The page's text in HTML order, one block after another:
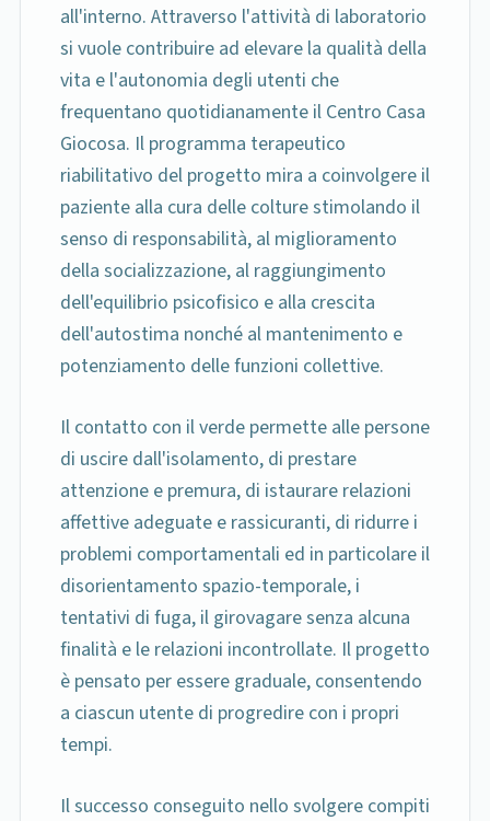
all'interno. Attraverso l'attività di laboratorio
si vuole contribuire ad elevare la qualità della
vita e l'autonomia degli utenti che
frequentano quotidianamente il Centro Casa
Giocosa. Il programma terapeutico
riabilitativo del progetto mira a coinvolgere il
paziente alla cura delle colture stimolando il
senso di responsabilità, al miglioramento
della socializzazione, al raggiungimento
dell'equilibrio psicofisico e alla crescita
dell'autostima nonché al mantenimento e
potenziamento delle funzioni collettive.
Il contatto con il verde permette alle persone
di uscire dall'isolamento, di prestare
attenzione e premura, di istaurare relazioni
affettive adeguate e rassicuranti, di ridurre i
problemi comportamentali ed in particolare il
disorientamento spazio-temporale, i
tentativi di fuga, il girovagare senza alcuna
finalità e le relazioni incontrollate. Il progetto
è pensato per essere graduale, consentendo
a ciascun utente di progredire con i propri
tempi.
Il successo conseguito nello svolgere compiti